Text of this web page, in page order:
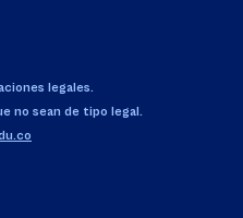
legales.
no sean de tipo legal.